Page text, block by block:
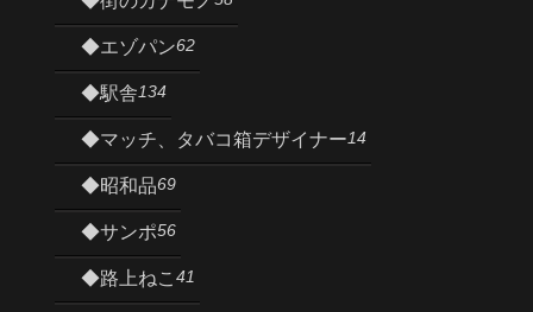
◆エゾパン62
◆駅舎134
◆マッチ、タバコ箱デザイナー14
◆昭和品69
◆サンポ56
◆路上ねこ 41